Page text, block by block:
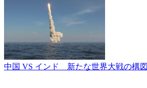
中国 VS インド 新たな世界大戦の構図